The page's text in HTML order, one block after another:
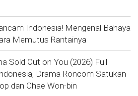
Indonesia! Mengenal Bahaya
Memutus Rantainya
Sold Out on You (2026) Full
Drama Roncom Satukan
dan Chae Won-bin